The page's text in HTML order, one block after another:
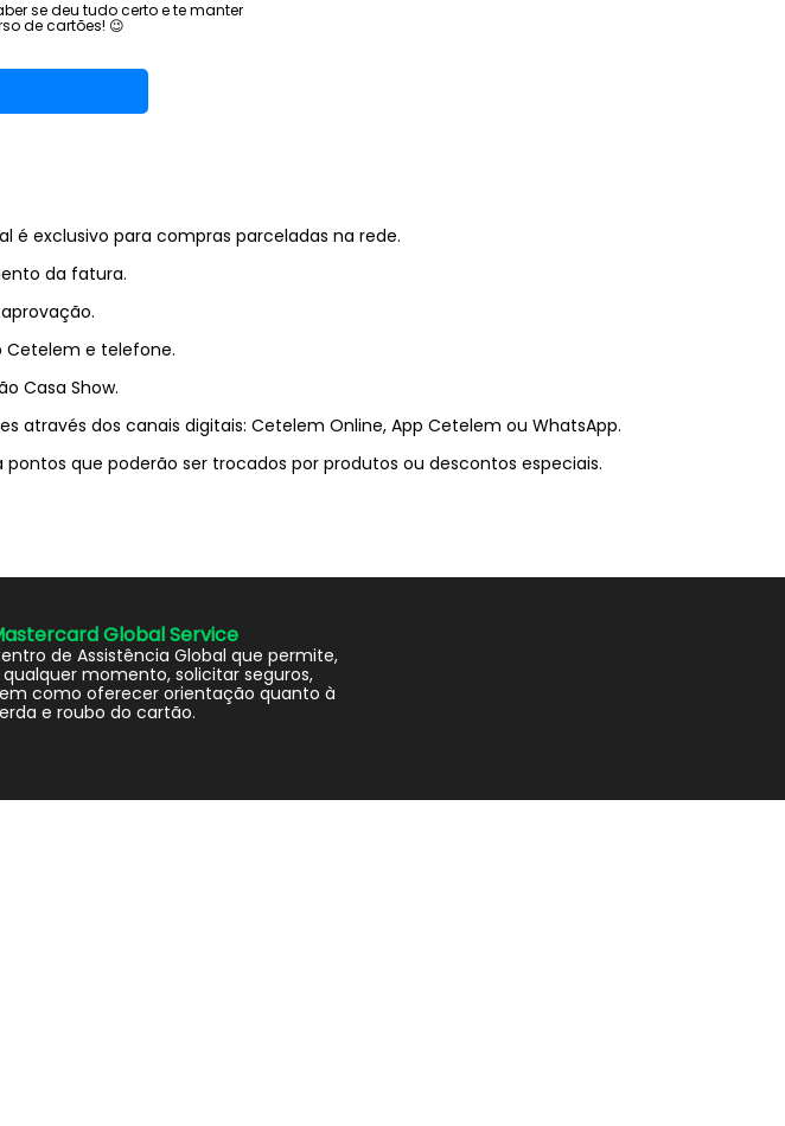
é exclusivo para compras parceladas na rede.
da fatura.
Cetelem e telefone.
Casa Show.
dos canais digitais: Cetelem Online, App Cetelem ou WhatsApp.
que poderão ser trocados por produtos ou descontos especiais.
se deu tudo certo e te manter
de cartões! 😉
Global Service
de Assistência Global que permite,
momento, solicitar seguros,
como oferecer orientação quanto à
e roubo do cartão.